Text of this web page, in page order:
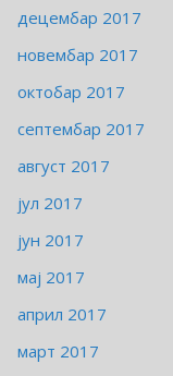
децембар 2017
новембар 2017
октобар 2017
септембар 2017
август 2017
јул 2017
јун 2017
мај 2017
април 2017
март 2017